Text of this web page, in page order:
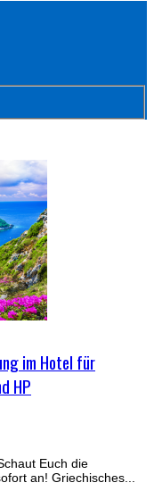
im Hotel für
HP
Euch die
an! Griechisches...